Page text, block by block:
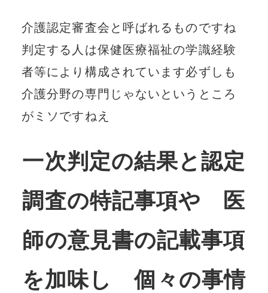
介護認定審査会と呼ばれるものですね
判定する人は保健医療福祉の学識経験
者等により構成されています必ずしも
介護分野の専門じゃないというところ
がミソですねえ
一次判定の結果と認定
調査の特記事項や 医
師の意見書の記載事項
を加味し 個々の事情